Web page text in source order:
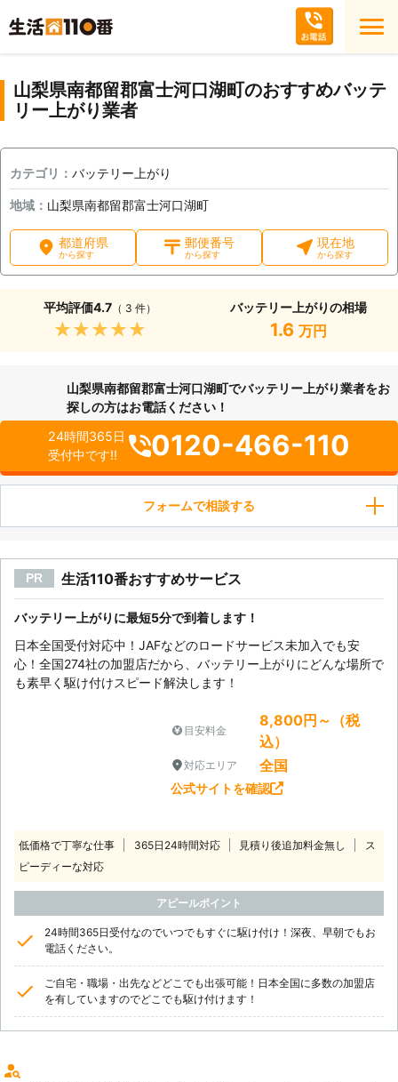
山梨県南都留郡富士河口湖町のおすすめバッテ
リー上がり業者
カテゴリ： バッテリー上がり
地域： 山梨県南都留郡富士河口湖町
都道府県
から探す
郵便番号
から探す
現在地
から探す
平均評価4.7（ 3 件）
★★★★★
バッテリー上がりの相場
1.6 万円
山梨県南都留郡富士河口湖町でバッテリー上がり業者をお
探しの方はお電話ください！
24時間365日
受付中です!!
0120-466-110
フォームで相談する
PR 生活110番おすすめサービス
バッテリー上がりに最短5分で到着します！
日本全国受付対応中！JAFなどのロードサービス未加入でも安
心！全国274社の加盟店だから、バッテリー上がりにどんな場所で
も素早く駆け付けスピード解決します！
目安料金
8,800円～（税
込）
対応エリア 全国
公式サイトを確認
低価格で丁寧な仕事 365日24時間対応 見積り後追加料金無し
ス
ピーディーな対応
アピールポイント
24時間365日受付なのでいつでもすぐに駆け付け！深夜、早朝でもお
電話ください。
ご自宅・職場・出先などどこでも出張可能！日本全国に多数の加盟店
を有していますのでどこでも駆け付けます！